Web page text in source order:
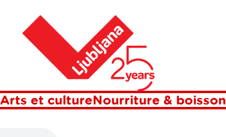
Arts et cultureNourriture & boisson